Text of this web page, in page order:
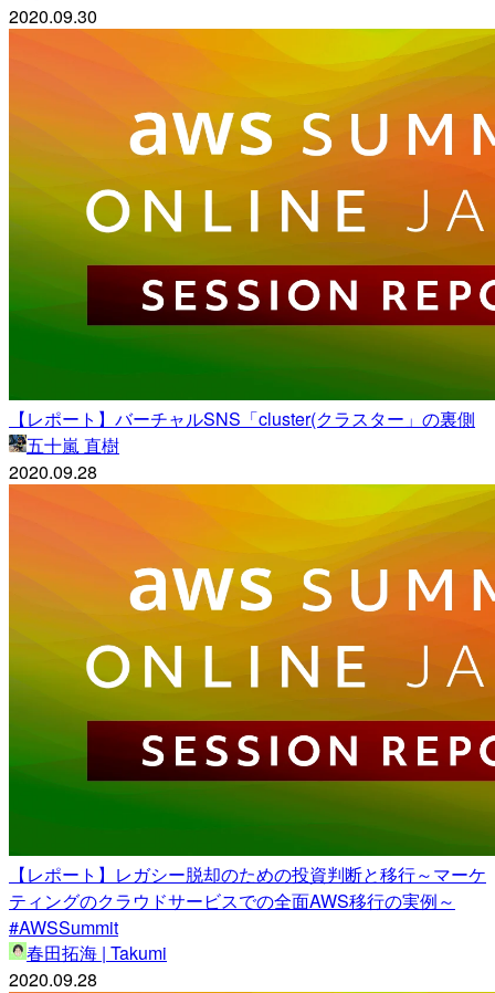
2020.09.30
【レポート】バーチャルSNS「cluster(クラスター」の裏側
五十嵐 直樹
2020.09.28
【レポート】レガシー脱却のための投資判断と移行～マーケ
ティングのクラウドサービスでの全面AWS移行の実例～
#AWSSummit
春田拓海 | Takumi
2020.09.28